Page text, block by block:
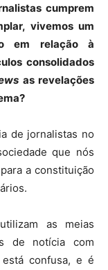
cumprem
vivemos um
em relação à
consolidados
as revelações
de jornalistas no
que nós
a constituição
as meias
de notícia com
confusa, e é